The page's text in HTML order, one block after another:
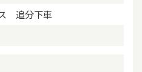
追分下車